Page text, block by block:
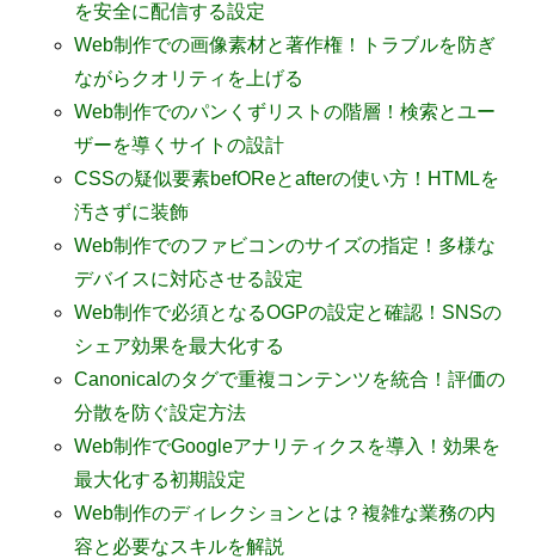
を安全に配信する設定
Web制作での画像素材と著作権！トラブルを防ぎ
ながらクオリティを上げる
Web制作でのパンくずリストの階層！検索とユー
ザーを導くサイトの設計
CSSの疑似要素befOReとafterの使い方！HTMLを
汚さずに装飾
Web制作でのファビコンのサイズの指定！多様な
デバイスに対応させる設定
Web制作で必須となるOGPの設定と確認！SNSの
シェア効果を最大化する
Canonicalのタグで重複コンテンツを統合！評価の
分散を防ぐ設定方法
Web制作でGoogleアナリティクスを導入！効果を
最大化する初期設定
Web制作のディレクションとは？複雑な業務の内
容と必要なスキルを解説